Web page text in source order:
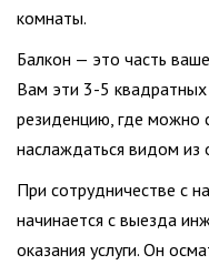
комнаты.
Балкон — это часть
Вам эти 3-5
резиденцию, где можно
наслаждаться видом из
При сотрудничестве с
начинается с выезда
оказания услуги. Он